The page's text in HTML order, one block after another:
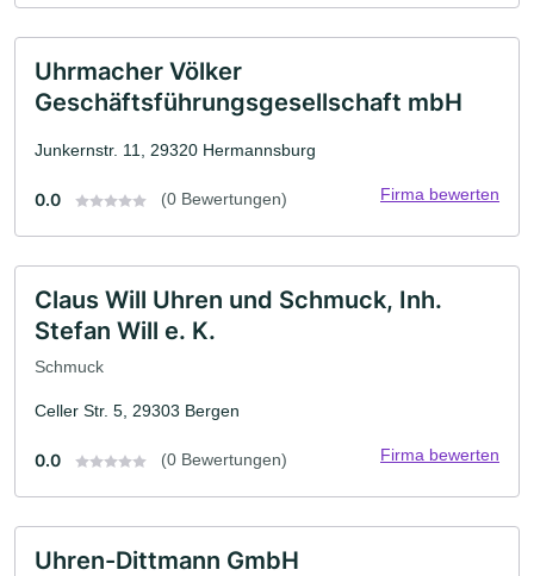
Uhrmacher Völker
Geschäftsführungsgesellschaft mbH
Junkernstr. 11, 29320 Hermannsburg
0.0 (0 Bewertungen) Firma bewerten
Claus Will Uhren und Schmuck, Inh.
Stefan Will e. K.
Schmuck
Celler Str. 5, 29303 Bergen
0.0 (0 Bewertungen) Firma bewerten
Uhren-Dittmann GmbH